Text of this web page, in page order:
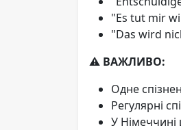
"Es tut mir
"Das wird
⚠️ ВАЖЛИВО:
Одне
Регулярні
У Німеччині